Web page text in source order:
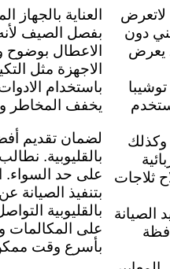
العناية
بفصل الصيف
الاعطال بوضوح
الاجهزة مثل
باستخدام
يخفف المخاطر
لضمان تقديم
على حد السواء.
بتنفيذ الصيانة
بالقليوبية
على المكالمات
بأسرع وقت
لاتعرض
دون
يعرض
ثلاجات
الصيانة